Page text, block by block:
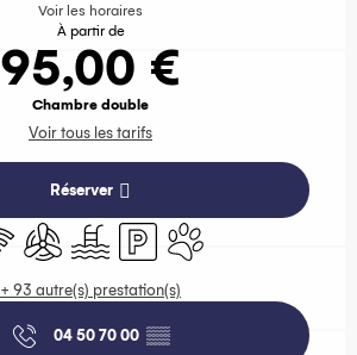
Voir les horaires
À partir de
95,00 €
Chambre double
Voir tous les tarifs
Réserver
Air conditionné
PiscineParkingAnimaux acceptés
+ 93 autre(s) prestation(s)
04 50 70 00 ▒▒